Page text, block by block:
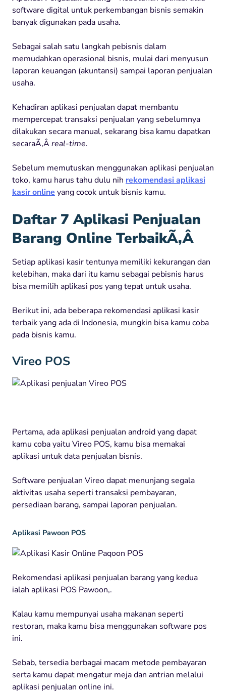
software digital untuk perkembangan bisnis semakin
banyak digunakan pada usaha.
Sebagai salah satu langkah pebisnis dalam
memudahkan operasional bisnis, mulai dari menyusun
laporan keuangan (akuntansi) sampai laporan penjualan
usaha.
Kehadiran aplikasi penjualan dapat membantu
mempercepat transaksi penjualan yang sebelumnya
dilakukan secara manual, sekarang bisa kamu dapatkan
secaraÃ‚Âreal-time.
Sebelum memutuskan menggunakan aplikasi penjualan
toko, kamu harus tahu dulu nih rekomendasi aplikasi
kasir online yang cocok untuk bisnis kamu.
Daftar 7 Aplikasi Penjualan
Barang Online TerbaikÃ‚Â
Setiap aplikasi kasir tentunya memiliki kekurangan dan
kelebihan, maka dari itu kamu sebagai pebisnis harus
bisa memilih aplikasi pos yang tepat untuk usaha.
Berikut ini, ada beberapa rekomendasi aplikasi kasir
terbaik yang ada di Indonesia, mungkin bisa kamu coba
pada bisnis kamu.
Vireo POS
Pertama, ada aplikasi penjualan android yang dapat
kamu coba yaitu Vireo POS, kamu bisa memakai
aplikasi untuk data penjualan bisnis.
Software penjualan Vireo dapat menunjang segala
aktivitas usaha seperti transaksi pembayaran,
persediaan barang, sampai laporan penjualan.
Aplikasi Pawoon POS
Rekomendasi aplikasi penjualan barang yang kedua
ialah aplikasi POS Pawoon,.
Kalau kamu mempunyai usaha makanan seperti
restoran, maka kamu bisa menggunakan software pos
ini.
Sebab, tersedia berbagai macam metode pembayaran
serta kamu dapat mengatur meja dan antrian melalui
aplikasi penjualan online ini.